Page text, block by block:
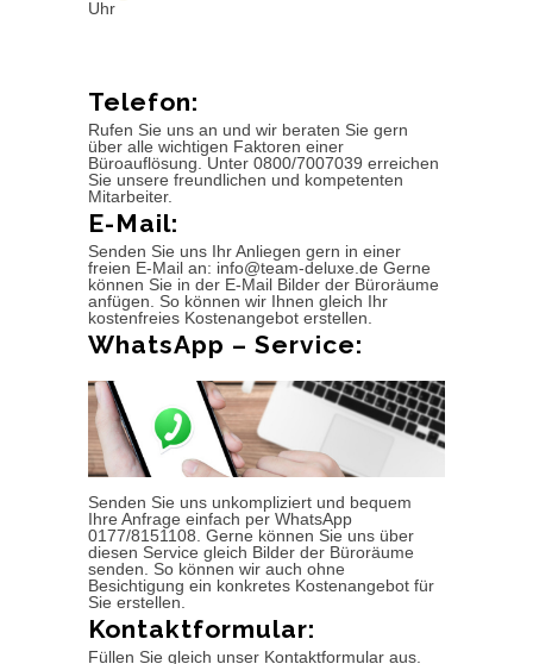
Uhr
Telefon:
Rufen Sie uns an und wir beraten Sie gern
über alle wichtigen Faktoren einer
Büroauflösung. Unter 0800/7007039 erreichen
Sie unsere freundlichen und kompetenten
Mitarbeiter.
E-Mail:
Senden Sie uns Ihr Anliegen gern in einer
freien E-Mail an: info@team-deluxe.de Gerne
können Sie in der E-Mail Bilder der Büroräume
anfügen. So können wir Ihnen gleich Ihr
kostenfreies Kostenangebot erstellen.
WhatsApp – Service:
Senden Sie uns unkompliziert und bequem
Ihre Anfrage einfach per WhatsApp
0177/8151108. Gerne können Sie uns über
diesen Service gleich Bilder der Büroräume
senden. So können wir auch ohne
Besichtigung ein konkretes Kostenangebot für
Sie erstellen.
Kontaktformular:
Füllen Sie gleich unser Kontaktformular aus.